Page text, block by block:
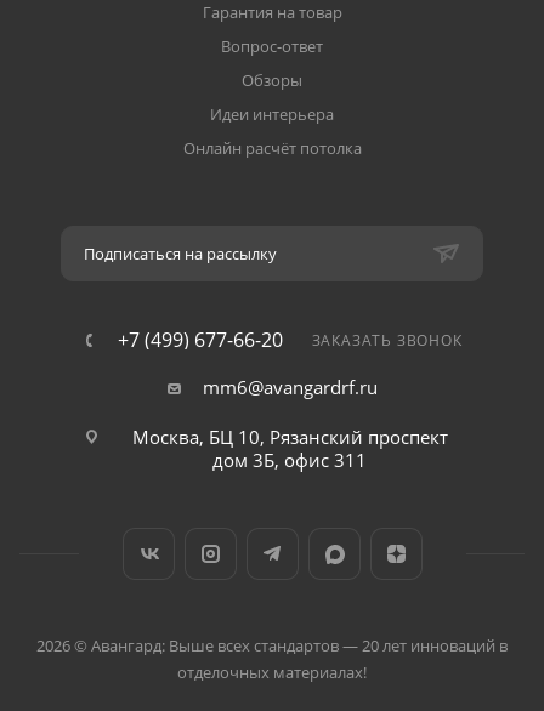
Гарантия на товар
Вопрос-ответ
Обзоры
Идеи интерьера
Онлайн расчёт потолка
Подписаться на рассылку
+7 (499) 677-66-20 ЗАКАЗАТЬ ЗВОНОК
mm6@avangardrf.ru
Москва, БЦ 10, Рязанский проспект
дом 3Б, офис 311
2026 © Авангард: Выше всех стандартов — 20 лет инноваций в
отделочных материалах!